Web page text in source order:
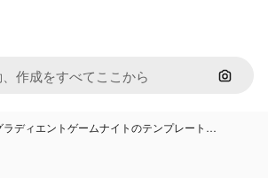
画像で
ラディエントゲームナイトのテンプレート…